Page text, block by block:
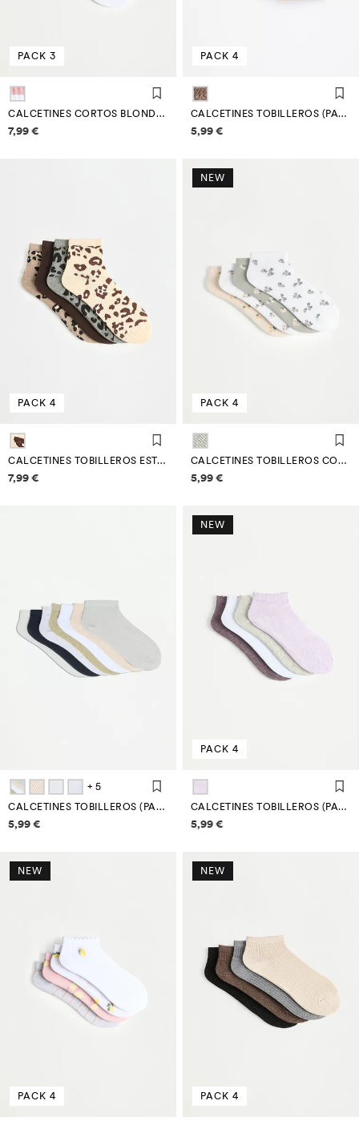
PACK 3
CALCETINES CORTOS BLONDA Y RAYAS (PACK 3)
Información de precios
7,99 €
PACK 4
CALCETINES TOBILLEROS (PACK 4)
Información de precios
5,99 €
PACK 4
CALCETINES TOBILLEROS ESTAMPADO ANIMAL (PACK 4)
Información de precios
7,99 €
NEW
PACK 4
CALCETINES TOBILLEROS COMBINADOS (PACK 4)
Información de precios
5,99 €
+ 5
CALCETINES TOBILLEROS (PACK 7)
Información de precios
5,99 €
NEW
PACK 4
CALCETINES TOBILLEROS (PACK 4)
Información de precios
5,99 €
NEW
PACK 4
NEW
PACK 4